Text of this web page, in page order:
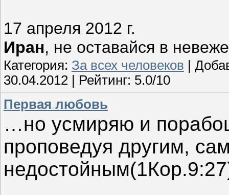
17 апреля 2012 г.
Иран, не оставайся в
Категория: За всех человеков |
30.04.2012 | Рейтинг: 5.0/10
Первая любовь
…но усмиряю и
проповедуя другим,